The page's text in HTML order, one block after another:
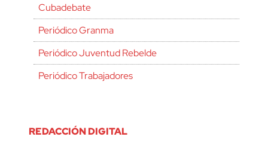
Cubadebate
Periódico Granma
Periódico Juventud Rebelde
Periódico Trabajadores
REDACCIÓN DIGITAL